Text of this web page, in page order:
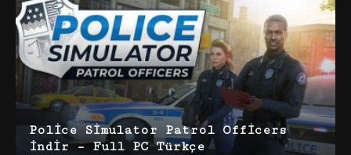
Police Simulator Patrol Officers
İndir – Full PC Türkçe